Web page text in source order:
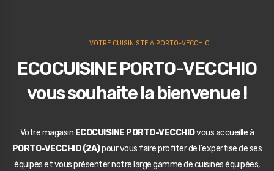
VOTRE CUISINISTE A PORTO-VECCHIO
ECOCUISINE PORTO-VECCHIO
vous souhaite la bienvenue !
Votre magasin ECOCUISINE PORTO-VECCHIOvous accueille à
PORTO-VECCHIO (2A)pour vous faire profiter de l'expertise de ses
équipes et vous présenter notre large gamme de cuisines équipées,